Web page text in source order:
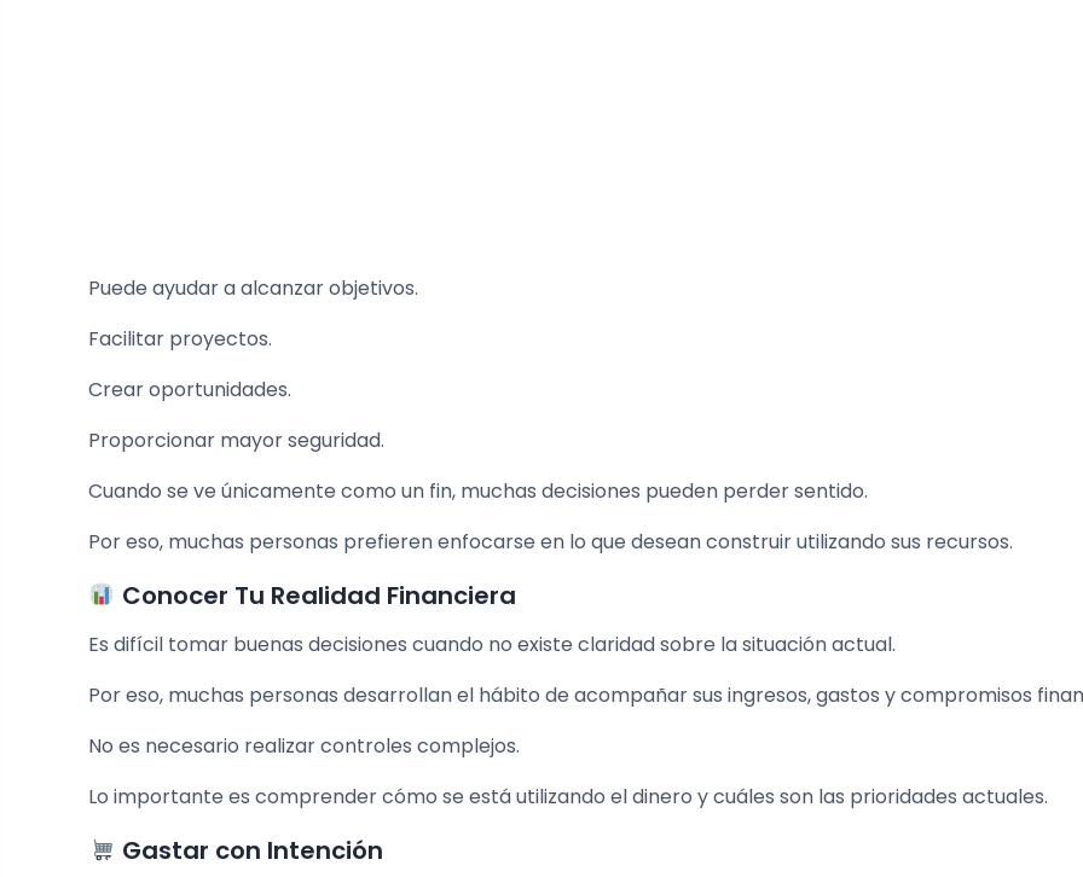
Puede ayudar a alcanzar objetivos.
Facilitar proyectos.
Crear oportunidades.
Proporcionar mayor seguridad.
Cuando se ve únicamente como un fin, muchas decisiones pueden perder sentido.
Por eso, muchas personas prefieren enfocarse en lo que desean construir utilizando sus recursos.
Conocer Tu Realidad Financiera
Es difícil tomar buenas decisiones cuando no existe claridad sobre la situación actual.
Por eso, muchas personas desarrollan el hábito de acompañar sus ingresos, gastos y compromisos
No es necesario realizar controles complejos.
Lo importante es comprender cómo se está utilizando el dinero y cuáles son las prioridades actuales.
Gastar con Intención